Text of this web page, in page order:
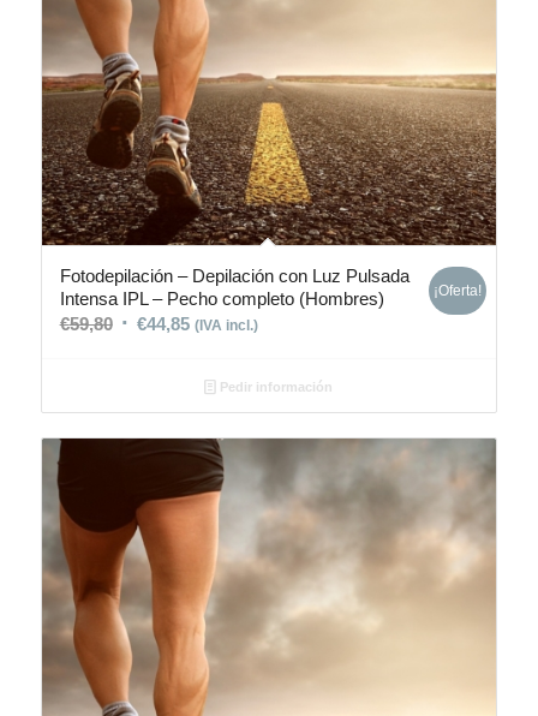
Fotodepilación – Depilación con Luz Pulsada
Intensa IPL – Pecho completo (Hombres)
€59,80 €44,85 (IVA incl.)
¡Oferta!
Pedir información